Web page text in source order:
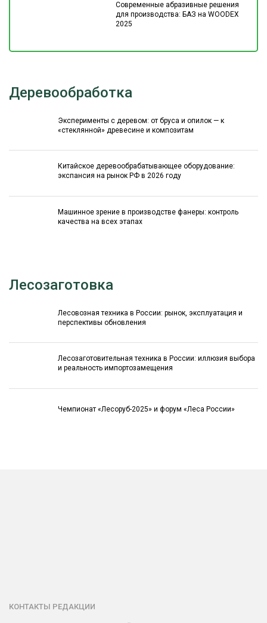
Современные абразивные решения
для производства: БАЗ на WOODEX
2025
Деревообработка
Эксперименты с деревом: от бруса и опилок — к
«стеклянной» древесине и композитам
Китайское деревообрабатывающее оборудование:
экспансия на рынок РФ в 2026 году
Машинное зрение в производстве фанеры: контроль
качества на всех этапах
Лесозаготовка
Лесовозная техника в России: рынок, эксплуатация и
перспективы обновления
Лесозаготовительная техника в России: иллюзия выбора
и реальность импортозамещения
Чемпионат «Лесоруб-2025» и форум «Леса России»
КОНТАКТЫ РЕДАКЦИИ